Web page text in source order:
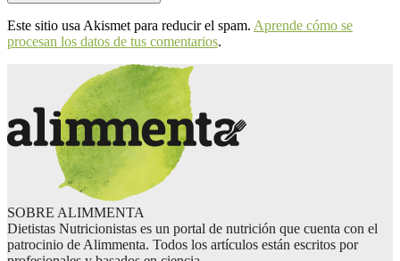
Este sitio usa Akismet para reducir el spam. Aprende cómo se
procesan los datos de tus comentarios.
SOBRE ALIMMENTA
Dietistas Nutricionistas es un portal de nutrición que cuenta con el
patrocinio de Alimmenta. Todos los artículos están escritos por